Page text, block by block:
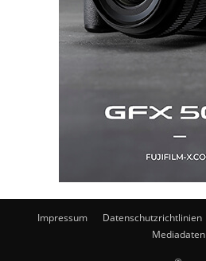
Impressum Datenschutzrichtlinien
Mediadaten